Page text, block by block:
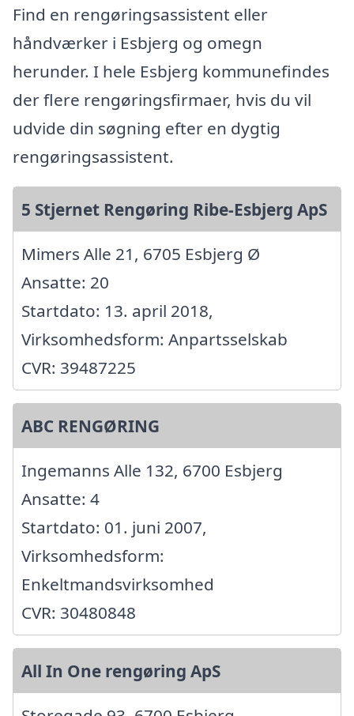
Find en rengøringsassistent eller
håndværker i Esbjerg og omegn
herunder. I hele Esbjerg kommunefindes
der flere rengøringsfirmaer, hvis du vil
udvide din søgning efter en dygtig
rengøringsassistent.
5 Stjernet Rengøring Ribe-Esbjerg ApS
Mimers Alle 21, 6705 Esbjerg Ø
Ansatte: 20
Startdato: 13. april 2018,
Virksomhedsform: Anpartsselskab
CVR: 39487225
ABC RENGØRING
Ingemanns Alle 132, 6700 Esbjerg
Ansatte: 4
Startdato: 01. juni 2007,
Virksomhedsform:
Enkeltmandsvirksomhed
CVR: 30480848
All In One rengøring ApS